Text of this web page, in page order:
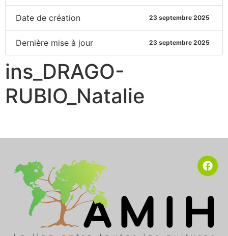
Date de création 23 septembre 2025
Dernière mise à jour 23 septembre 2025
ins_DRAGO-
RUBIO_Natalie